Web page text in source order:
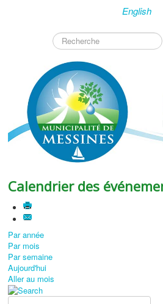
English
Rechercher
Calendrier des
Par année
Par mois
Par semaine
Aujourd'hui
Aller au mois